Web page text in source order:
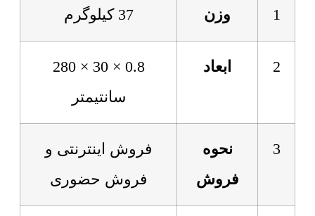
1 وزن 37 کیلوگرم
2 ابعاد
0.8 × 30 × 280
سانتیمتر
3
نحوه
فروش
فروش اینترنتی و
فروش حضوری